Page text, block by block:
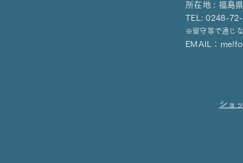
所在地 : 福島
TEL: 0248-72-
※留守等で通じ
EMAIL：
ショ